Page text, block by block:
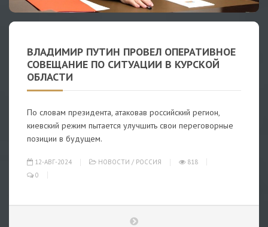
ВЛАДИМИР ПУТИН ПРОВЕЛ ОПЕРАТИВНОЕ
СОВЕЩАНИЕ ПО СИТУАЦИИ В КУРСКОЙ
ОБЛАСТИ
По словам президента, атаковав российский регион,
киевский режим пытается улучшить свои переговорные
позиции в будущем.
12-АВГ-2024 НОВОСТИ / РОССИЯ
818
0